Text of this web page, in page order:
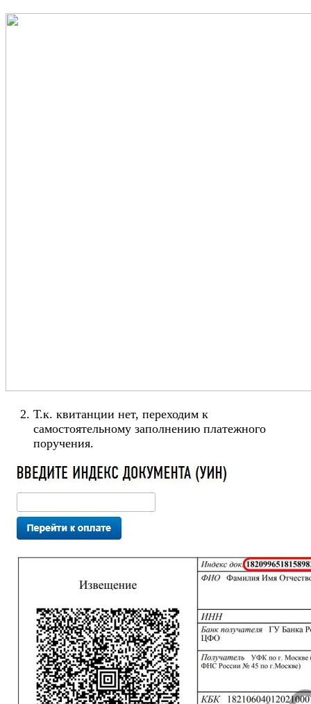
Т.к. квитанции нет, переходим к
самостоятельному заполнению платежного
поручения.